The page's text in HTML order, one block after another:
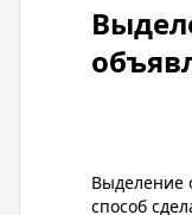
Выделение
способ